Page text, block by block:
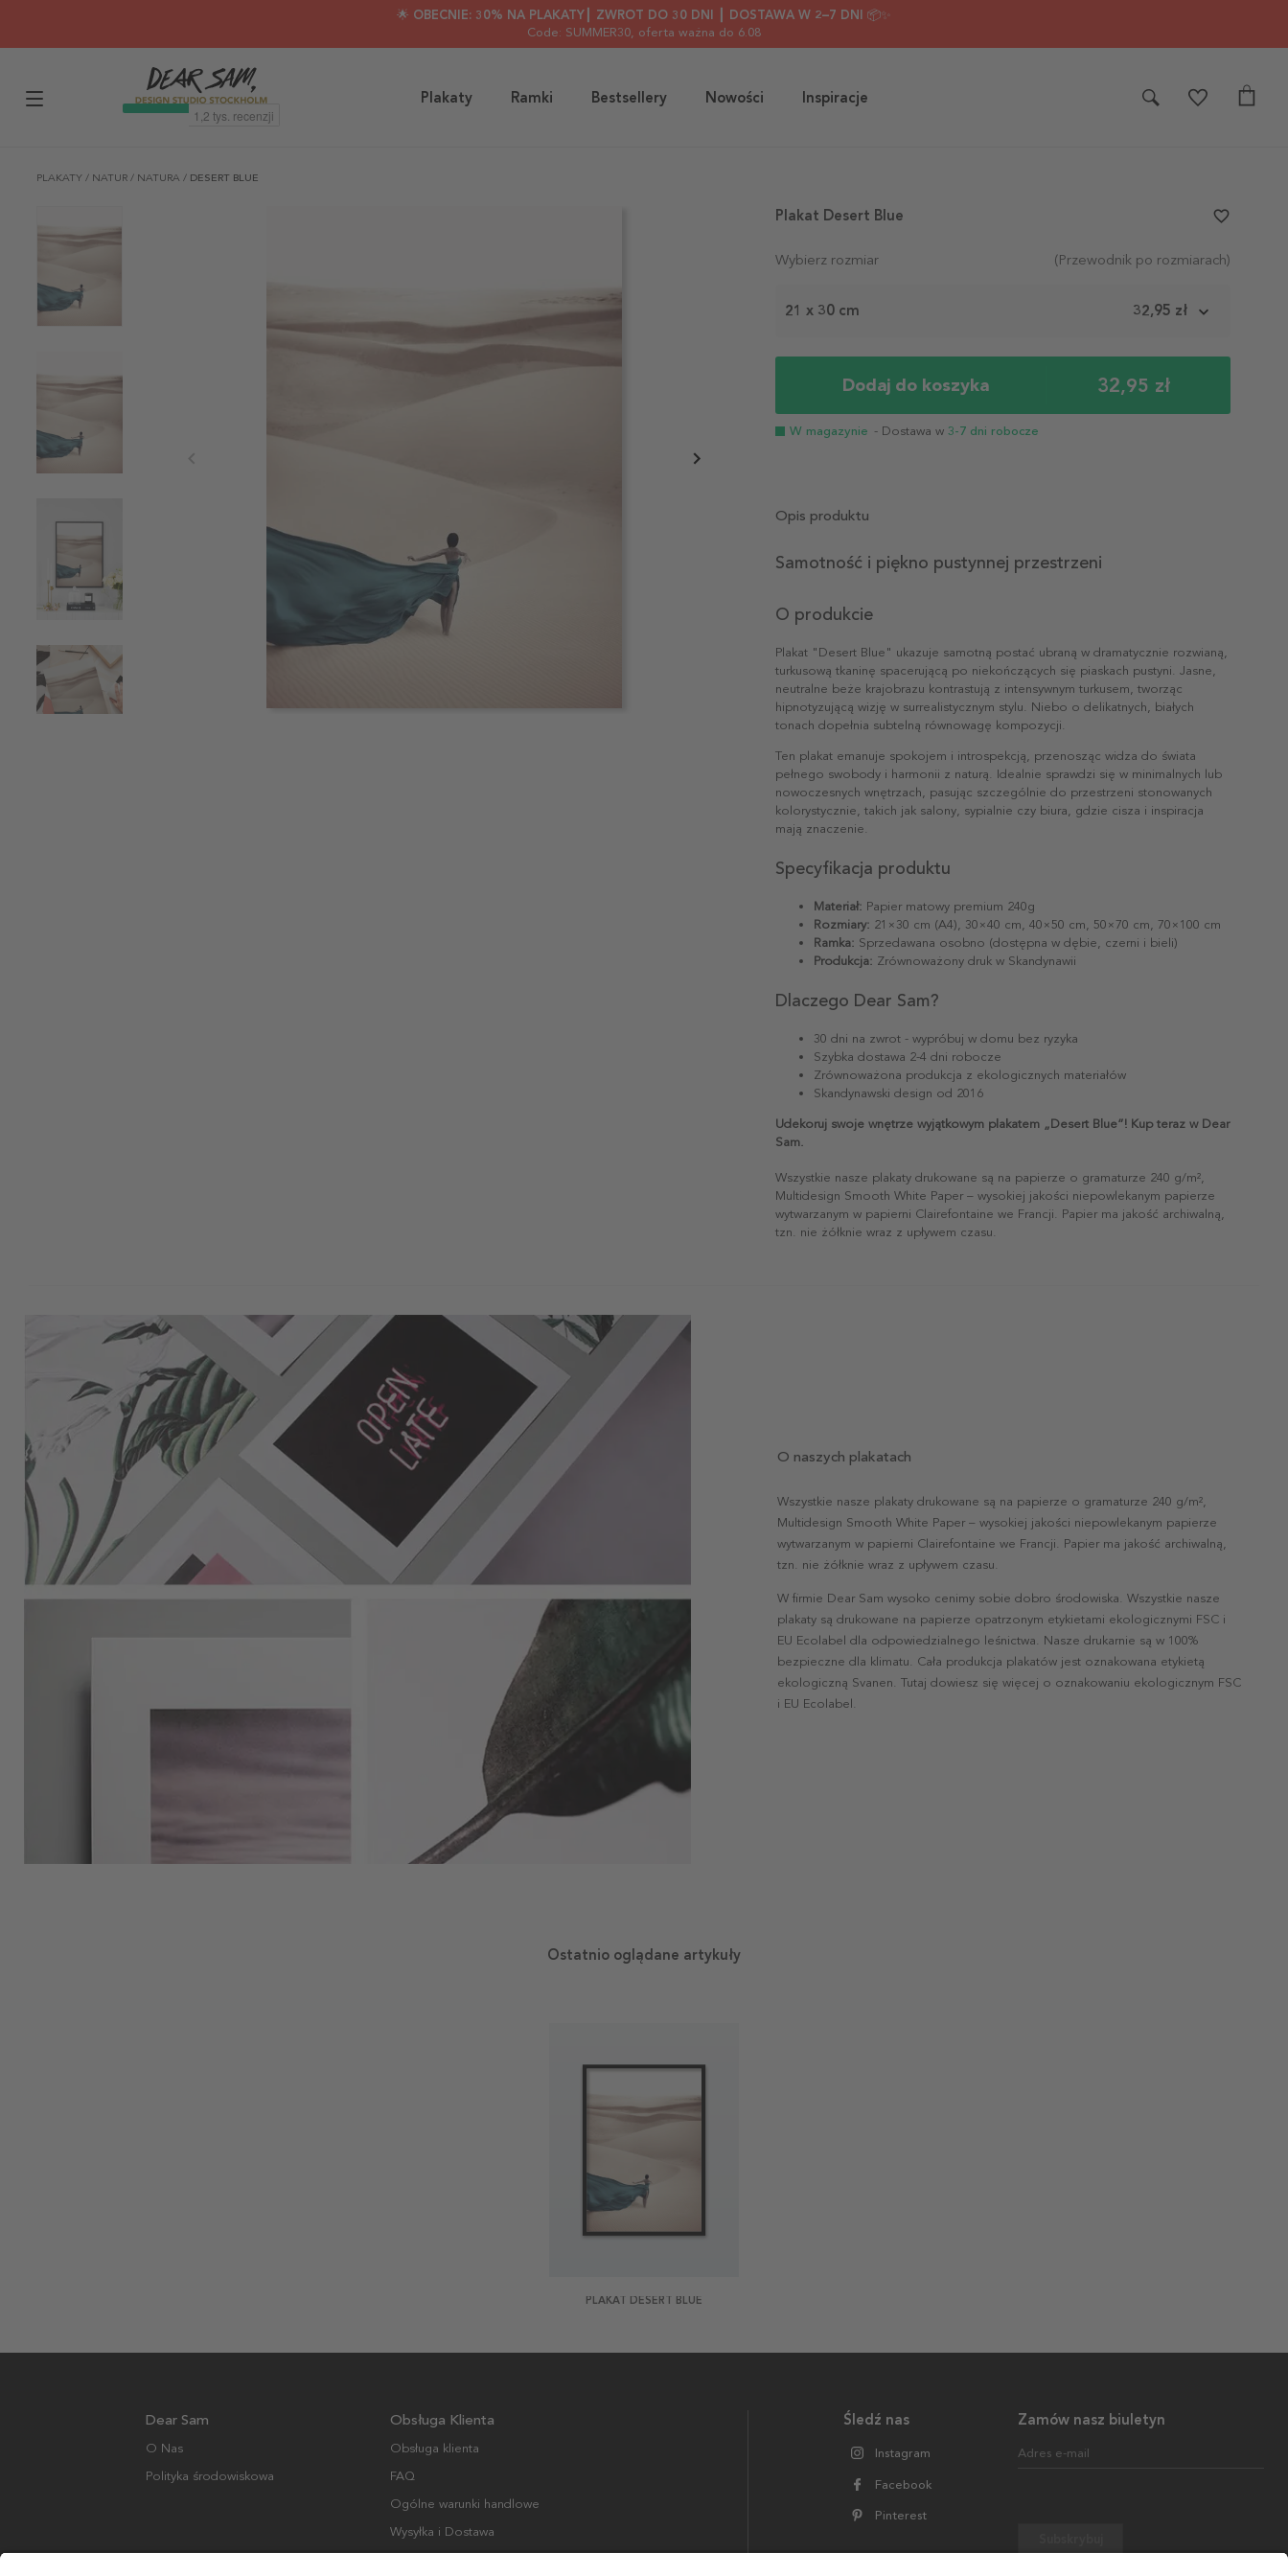
🌟 OBECNIE: 30% NA PLAKATY┃ ZWROT DO 30 DNI ┃ DOSTAWA W 2–7 DNI 📦✨
Code: SUMMER30, oferta ważna do 6.08
Plakaty Ramki Bestsellery Nowości Inspiracje
PLAKATY / NATUR / NATURA / DESERT BLUE
Wybierz rozmiar (Przewodnik po rozmiarach)
21 x 30 cm 32,95 zł
Dodaj do koszyka 32,95 zł
W magazynie - Dostawa w 3-7 dni robocze
Plakat Desert Blue favorite_border
Opis produktu
Samotność i piękno pustynnej przestrzeni
O produkcie
Plakat "Desert Blue" ukazuje samotną postać ubraną w dramatycznie rozwianą,
turkusową tkaninę spacerującą po niekończących się piaskach pustyni. Jasne,
neutralne beże krajobrazu kontrastują z intensywnym turkusem, tworząc
hipnotyzującą wizję w surrealistycznym stylu. Niebo o delikatnych, białych
tonach dopełnia subtelną równowagę kompozycji.
Ten plakat emanuje spokojem i introspekcją, przenosząc widza do świata
pełnego swobody i harmonii z naturą. Idealnie sprawdzi się w minimalnych lub
nowoczesnych wnętrzach, pasując szczególnie do przestrzeni stonowanych
kolorystycznie, takich jak salony, sypialnie czy biura, gdzie cisza i inspiracja
mają znaczenie.
Specyfikacja produktu
Materiał: Papier matowy premium 240g
Rozmiary: 21×30 cm (A4), 30×40 cm, 40×50 cm, 50×70 cm, 70×100 cm
Ramka: Sprzedawana osobno (dostępna w dębie, czerni i bieli)
Produkcja: Zrównoważony druk w Skandynawii
Dlaczego Dear Sam?
30 dni na zwrot - wypróbuj w domu bez ryzyka
Szybka dostawa 2-4 dni robocze
Zrównoważona produkcja z ekologicznych materiałów
Skandynawski design od 2016
Udekoruj swoje wnętrze wyjątkowym plakatem „Desert Blue”! Kup teraz w Dear
Sam.
Wszystkie nasze plakaty drukowane są na papierze o gramaturze 240 g/m²,
Multidesign Smooth White Paper – wysokiej jakości niepowlekanym papierze
wytwarzanym w papierni Clairefontaine we Francji. Papier ma jakość archiwalną,
tzn. nie żółknie wraz z upływem czasu.
O naszych plakatach
Wszystkie nasze plakaty drukowane są na papierze o gramaturze 240 g/m²,
Multidesign Smooth White Paper – wysokiej jakości niepowlekanym papierze
wytwarzanym w papierni Clairefontaine we Francji. Papier ma jakość archiwalną,
tzn. nie żółknie wraz z upływem czasu.
W firmie Dear Sam wysoko cenimy sobie dobro środowiska. Wszystkie nasze
plakaty są drukowane na papierze opatrzonym etykietami ekologicznymi FSC i
EU Ecolabel dla odpowiedzialnego leśnictwa. Nasze drukarnie są w 100%
bezpieczne dla klimatu. Cała produkcja plakatów jest oznakowana etykietą
ekologiczną Svanen. Tutaj dowiesz się więcej o oznakowaniu ekologicznym FSC
i EU Ecolabel.
Ostatnio oglądane artykuły
PLAKAT DESERT BLUE
Zamów nasz biuletyn
Adres e-mail
Śledź nas
Instagram
Facebook
Pinterest
Dear Sam
O Nas
Polityka środowiskowa
Obsługa Klienta
Obsługa klienta
FAQ
Ogólne warunki handlowe
Wysyłka i Dostawa